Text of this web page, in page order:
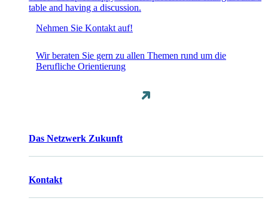
Nehmen Sie Kontakt auf!
Wir beraten Sie gern zu allen Themen rund um die
Berufliche Orientierung
Das Netzwerk Zukunft
Kontakt